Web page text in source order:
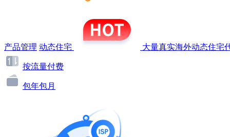
产品管理 动态住宅 大量真实海外动态住宅
按流量付费
包年包月